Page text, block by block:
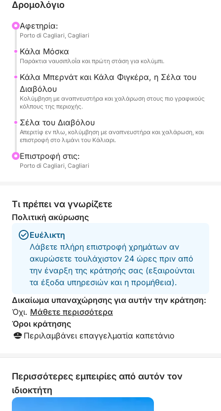
📍 Τι θα ζήσετε
Θα κολυμπήσετε στα καθαρά νερά των:
🏝️ Cala Mosca
🏝️ Cala Fighera
🏝️ Grotta dei Colombi
🏝️ Sella del Diavolo
Κατά τη διάρκεια της εκδρομής, μπορείτε να:
☀️ Χαλαρώσετε στον ήλιο
🤿 Κάντε snorkel και καταδύσεις
📸 Βγάλτε εντυπωσιακές φωτογραφίες
🌊 Ζήστε τη θάλασσα με απόλυτη ελευθερία
👨‍✈️ Επαγγελματίας καπετάνιος
⛽ Περιλαμβάνονται καύσιμα
🎵 Απαλή μουσική στο σκάφος
🧊 Άνετη και χαλαρωτική εμπειρία
⭐ Γιατί να επιλέξετε αυτήν την εμπειρία
✔️ Χωρίς πλήθη ή ξένους στο σκάφος
✔️ Ιδιωτική εκδρομή μόνο για την ομάδα σας
✔️ Χαλαρός ρυθμός και δυνατότητα προσαρμογής
✔️ Πρόσβαση σε λιγότερο πολυσύχναστα σημεία
✔️ Αυθεντική και πιο αποκλειστική εμπειρία
ομάδες
📲 Κάντε κράτηση τώρα
Ζήστε τη θάλασσα του Κάλιαρι όπως θα έπρεπε να
είναι:
Δρομολόγιο
Αφετηρία:
Porto di Cagliari, Cagliari
Κάλα Μόσκα
Παράκτια ναυσιπλοΐα και πρώτη στάση για κολύμπι.
Κάλα Μπερνάτ και Κάλα Φιγκέρα, η Σέλα του
Διαβόλου
Κολύμβηση με αναπνευστήρα και χαλάρωση στους πιο γραφικούς
κόλπους της περιοχής.
Σέλα του Διαβόλου
Απεριτίφ εν πλω, κολύμβηση με αναπνευστήρα και χαλάρωση, και
επιστροφή στο λιμάνι του Κάλιαρι.
Επιστροφή στις:
Porto di Cagliari, Cagliari
Τι πρέπει να γνωρίζετε
Πολιτική ακύρωσης
Ευέλικτη
Λάβετε πλήρη επιστροφή χρημάτων αν
ακυρώσετε τουλάχιστον 24 ώρες πριν από
την έναρξη της κράτησής σας (εξαιρούνται
τα έξοδα υπηρεσιών και η προμήθεια).
Δικαίωμα υπαναχώρησης για αυτήν την κράτηση:
Όχι. Μάθετε περισσότερα
Όροι κράτησης
Περιλαμβάνει επαγγελματία καπετάνιο
Περισσότερες εμπειρίες από αυτόν τον
ιδιοκτήτη